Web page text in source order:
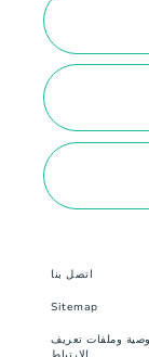
اتصل بنا
Sitemap
وملفات تعريف